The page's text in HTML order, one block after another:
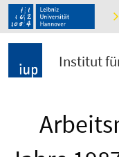
Institut